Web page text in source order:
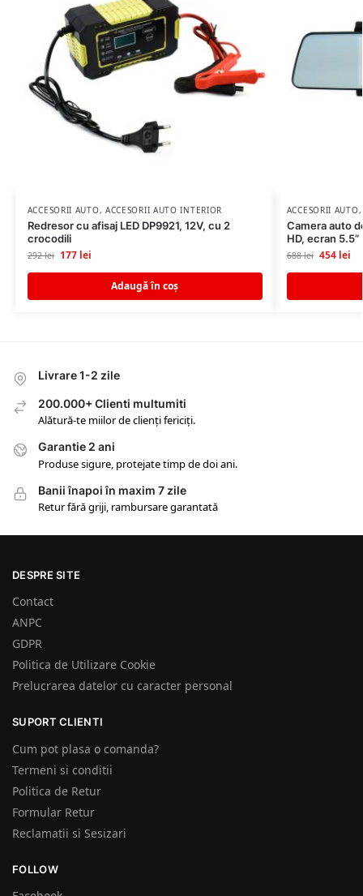
ACCESORII AUTO, ACCESORII AUTO INTERIOR
Redresor cu afisaj LED DP9921, 12V, cu 2
crocodili
292lei 177 lei
Adaugă în coș
ACCESORII AUTO
Camera auto
HD, ecran 5.5”
688lei 454 lei
Livrare 1-2 zile
200.000+ Clienti multumiti
Alătură-te miilor de clienți fericiți.
Garantie 2 ani
Produse sigure, protejate timp de doi ani.
Banii înapoi în maxim 7 zile
Retur fără griji, rambursare garantată
DESPRE SITE
Contact
ANPC
GDPR
Politica de Utilizare Cookie
Prelucrarea datelor cu caracter personal
SUPORT CLIENTI
Cum pot plasa o comanda?
Termeni si conditii
Politica de Retur
Formular Retur
Reclamatii si Sesizari
FOLLOW